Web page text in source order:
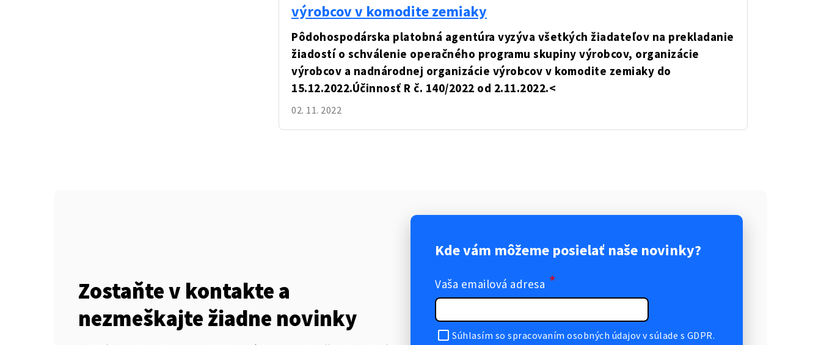
výrobcov v komodite zemiaky
Pôdohospodárska platobná agentúra vyzýva všetkých žiadateľov na prekladanie
žiadostí o schválenie operačného programu skupiny výrobcov, organizácie
výrobcov a nadnárodnej organizácie výrobcov v komodite zemiaky do
15.12.2022.Účinnosť R č. 140/2022 od 2.11.2022.<
02. 11. 2022
Zostaňte v kontakte a
nezmeškajte žiadne novinky
Kde vám môžeme posielať naše novinky?
Vaša emailová adresa *
Súhlasím so spracovaním osobných údajov v súlade s GDPR.